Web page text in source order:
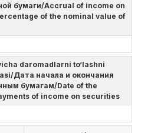
бумаги/Accrual of income on
of the nominal value of
daromadlarni to‘lashni
Дата начала и окончания
бумагам/Date of the
of income on securities